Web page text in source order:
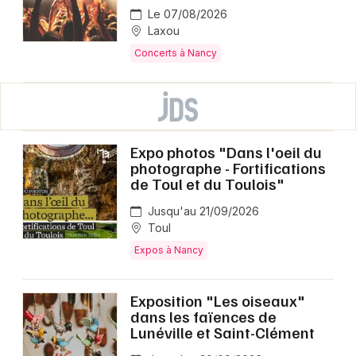
Le 07/08/2026
Laxou
Concerts à Nancy
Expo photos "Dans l'oeil du
photographe - Fortifications
de Toul et du Toulois"
Jusqu'au 21/09/2026
Toul
Expos à Nancy
Exposition "Les oiseaux"
dans les faïences de
Lunéville et Saint-Clément